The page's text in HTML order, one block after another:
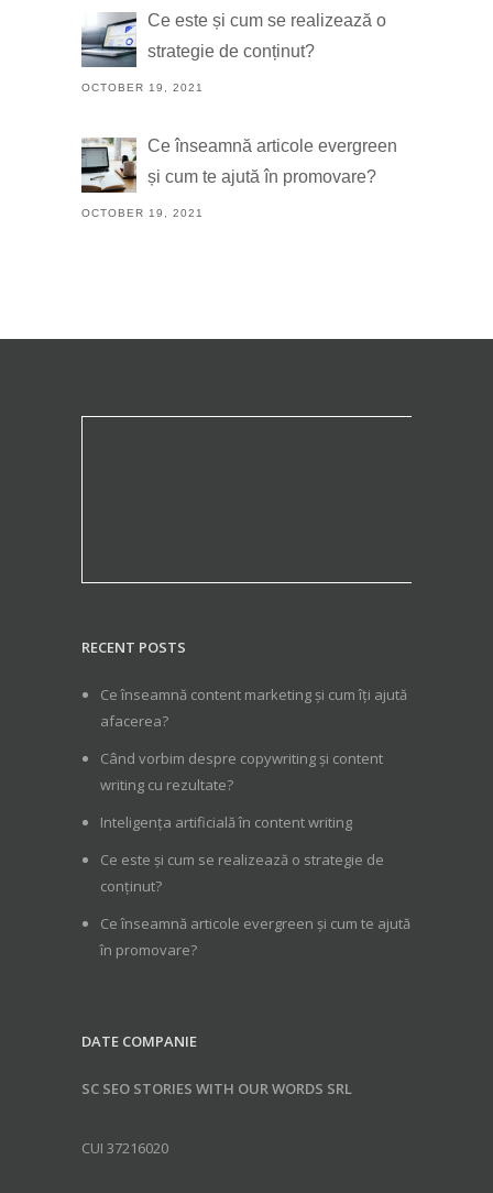
Ce este și cum se realizează o
strategie de conținut?
OCTOBER 19, 2021
Ce înseamnă articole evergreen
și cum te ajută în promovare?
OCTOBER 19, 2021
RECENT POSTS
Ce înseamnă content marketing și cum îți ajută
afacerea?
Când vorbim despre copywriting și content
writing cu rezultate?
Inteligența artificială în content writing
Ce este și cum se realizează o strategie de
conținut?
Ce înseamnă articole evergreen și cum te ajută
în promovare?
DATE COMPANIE
SC SEO STORIES WITH OUR WORDS SRL
CUI 37216020